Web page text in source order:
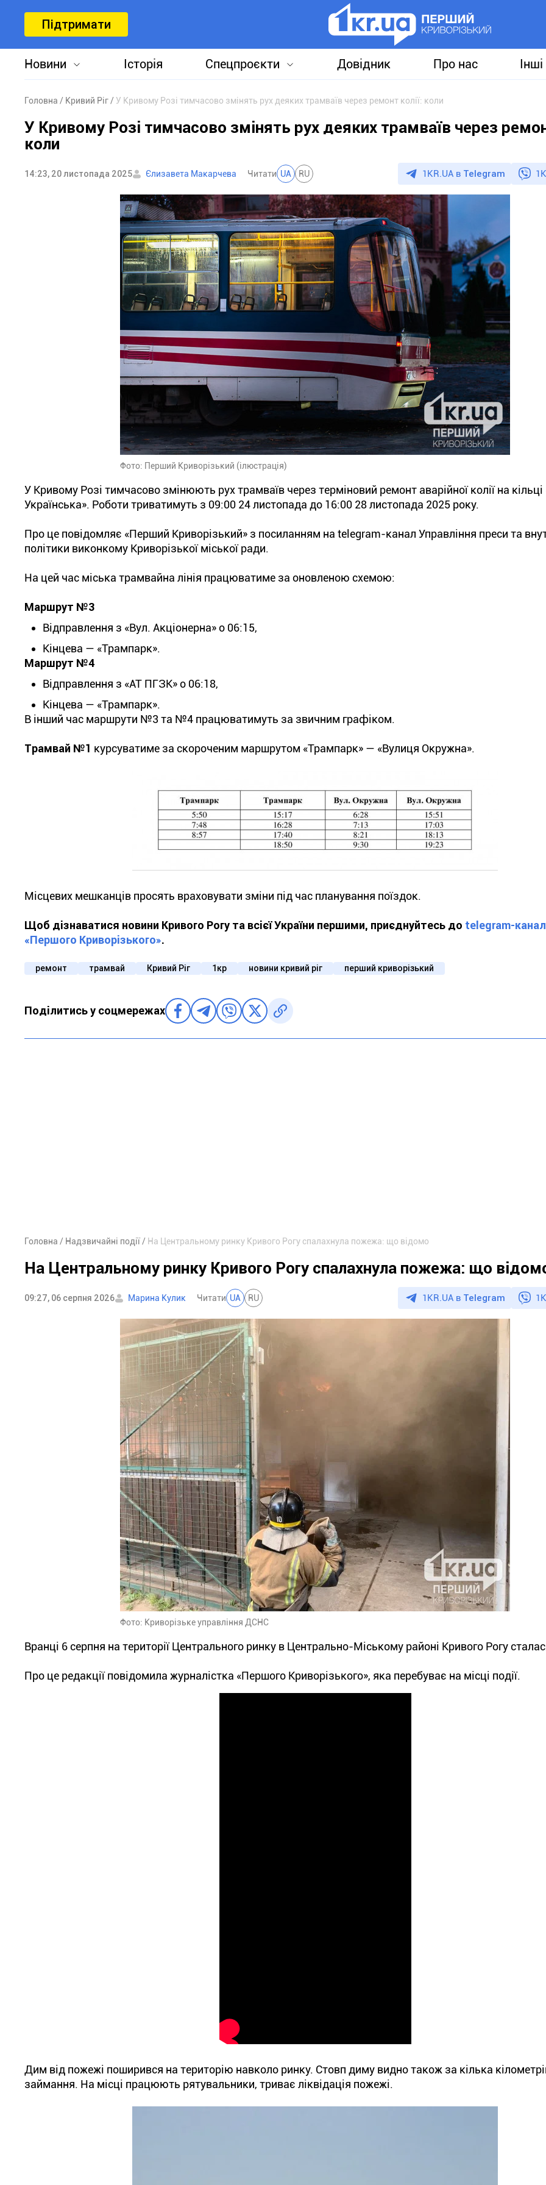
Підтримати
Новини Історія Спецпроєкти Довідник Про нас
Головна Кривий Ріг У Кривому Розі тимчасово змінять рух деяких трамваїв через ремонт колії: коли
У Кривому Розі тимчасово змінять рух деяких трамваїв через
коли
14:23, 20 листопада 2025 Єлизавета Макарчева Читати UA RU 1KR.UA в Telegram
Фото: Перший Криворізький (ілюстрація)
У Кривому Розі тимчасово змінюють рух трамваїв через терміновий ремонт аварійної колії на
Українська». Роботи триватимуть з 09:00 24 листопада до 16:00 28 листопада 2025 року.
Про це повідомляє «Перший Криворізький» з посиланням на telegram-канал Управління преси та
політики виконкому Криворізької міської ради.
На цей час міська трамвайна лінія працюватиме за оновленою схемою:
Маршрут №3
Відправлення з «Вул. Акціонерна» о 06:15,
Кінцева — «Трампарк».
Маршрут №4
Відправлення з «АТ ПГЗК» о 06:18,
Кінцева — «Трампарк».
В інший час маршрути №3 та №4 працюватимуть за звичним графіком.
Трамвай №1 курсуватиме за скороченим маршрутом «Трампарк» — «Вулиця Окружна».
Місцевих мешканців просять враховувати зміни під час планування поїздок.
Щоб дізнаватися новини Кривого Рогу та всієї України першими, приєднуйтесь до telegram-
«Першого Криворізького».
ремонт трамвай Кривий Ріг 1кр новини кривий ріг перший криворізький
Поділитись у соцмережах
Головна Надзвичайні події На Центральному ринку Кривого Рогу спалахнула пожежа: що відомо
На Центральному ринку Кривого Рогу спалахнула пожежа: що
09:27, 06 серпня 2026 Марина Кулик Читати UA RU 1KR.UA в Telegram
Фото: Криворізьке управління ДСНС
Вранці 6 серпня на території Центрального ринку в Центрально-Міському районі Кривого Рогу
Про це редакції повідомила журналістка «Першого Криворізького», яка перебуває на місці події.
Дим від пожежі поширився на територію навколо ринку. Стовп диму видно також за кілька
займання. На місці працюють рятувальники, триває ліквідація пожежі.